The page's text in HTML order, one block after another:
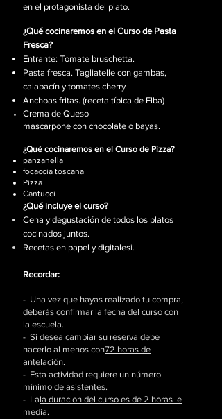
en el protagonista del plato.
¿Qué cocinaremos en el Curso de Pasta
Fresca?
Entrante: Tomate bruschetta.
Pasta fresca. Tagliatelle con gambas,
calabacín y tomates cherry
Anchoas fritas. (receta típica de Elba)
Crema de Queso
mascarpone con chocolate o bayas.
¿Qué cocinaremos en el Curso de Pizza?
panzanella
focaccia toscana
Pizza
Cantucci
¿Qué incluye el curso?​
Cena y degustación de todos los platos
cocinados juntos.
Recetas en papel y digitalesi.
Recordar:
- Una vez que hayas realizado tu compra,
deberás confirmar la fecha del curso con
la escuela.
- Si desea cambiar su reserva debe
hacerlo al menos con72 horas de
antelación.
- Esta actividad requiere un número
mínimo de asistentes.
- Lala duracion del curso es de 2 horas e
media.